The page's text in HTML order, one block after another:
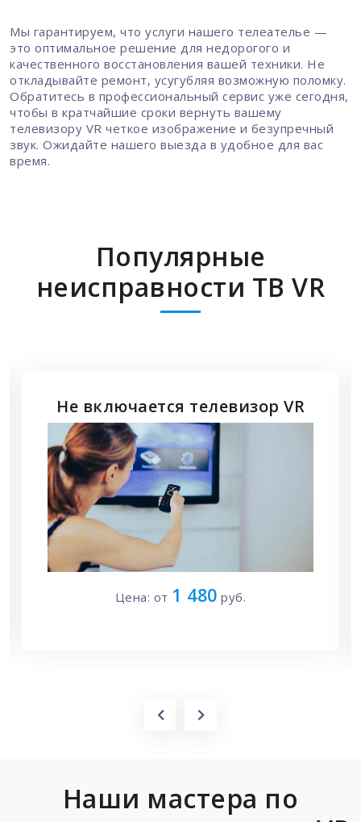
Мы гарантируем, что услуги нашего телеателье —
это оптимальное решение для недорогого и
качественного восстановления вашей техники. Не
откладывайте ремонт, усугубляя возможную поломку.
Обратитесь в профессиональный сервис уже сегодня,
чтобы в кратчайшие сроки вернуть вашему
телевизору VR четкое изображение и безупречный
звук. Ожидайте нашего выезда в удобное для вас
время.
Популярные
неисправности ТВ VR
Не подключается HDMI к
телевизору VR